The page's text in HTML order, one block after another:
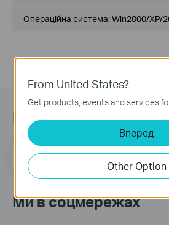
Операційна система: Win2000/XP/
Підписатись на
Email Address
Ми в соцмережах
From United States?
Get products, events and services
Вперед
Other Option